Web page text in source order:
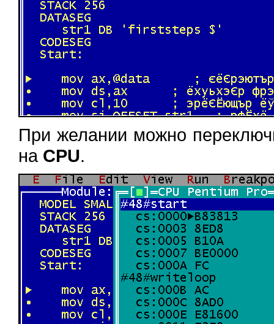
При желании можно
на CPU.